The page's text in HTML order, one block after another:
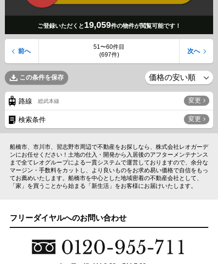
ご登録いただくと 19,059件の物件が閲覧可能です！
51〜60件目
(697件)
前へ 次へ
この条件を保存
路線 総武本線 変更
検索条件 変更
船橋市、市川市、習志野市周辺で不動産をお探しなら、株式会社レオガーデ
ンにお任せください！土地の仕入・開発から入居後のアフターメンテナンス
まで全てレオグループによる一貫システムで運営しておりますので、余分な
マージン・手数料をカットし、より良いものをお求め易い価格で自信をもっ
てお薦めいたします。船橋市を中心とした地域密着の不動産会社として、
「家」を買うことから始まる「新生活」をお客様にお届けいたします。
フリーダイヤルへのお問い合わせ